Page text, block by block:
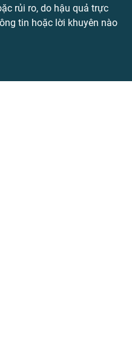
rủi ro, do hậu quả trực
tin hoặc lời khuyên nào